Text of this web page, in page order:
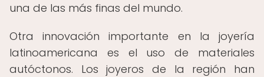
una de las más finas del mundo.
Otra innovación importante en la joyería
latinoamericana es el uso de materiales
autóctonos. Los joyeros de la región han